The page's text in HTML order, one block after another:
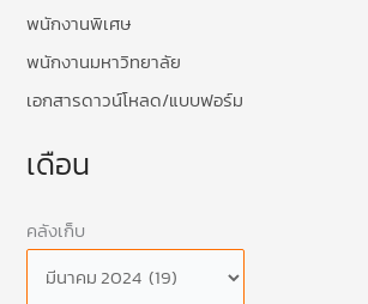
พนักงานพิเศษ
พนักงานมหาวิทยาลัย
เอกสารดาวน์โหลด/แบบฟอร์ม
เดือน
คลังเก็บ